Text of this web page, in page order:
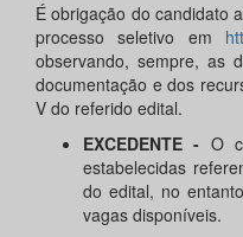
É obrigação do candidato
processo seletivo em
observando, sempre, as
documentação e dos
V do referido edital.
EXCEDENTE - O
estabelecidas
do edital, no
vagas disponíveis.